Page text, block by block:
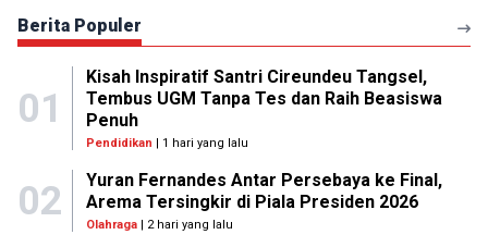
Berita Populer
01
Kisah Inspiratif Santri Cireundeu Tangsel,
Tembus UGM Tanpa Tes dan Raih Beasiswa
Penuh
Pendidikan | 1 hari yang lalu
02
Yuran Fernandes Antar Persebaya ke Final,
Arema Tersingkir di Piala Presiden 2026
Olahraga| 2 hari yang lalu